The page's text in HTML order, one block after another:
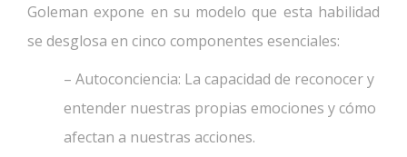
Goleman expone en su modelo que esta habilidad
se desglosa en cinco componentes esenciales:
– Autoconciencia: La capacidad de reconocer y
entender nuestras propias emociones y cómo
afectan a nuestras acciones.